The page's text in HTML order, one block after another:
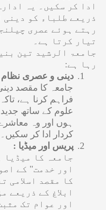
ادا کر سکیں۔ یہ
ذریعے طلباء کو دینی
رہتے ہوئے عصری
تیار کرتا ہے۔
جامعۃ الرشید تین
رہا ہے:
1.
دینی و عصری نظام
جامعہ کا مقصد
فراہم کرنا ہے،
علوم کے ساتھ
ہوں اور وہ
کردار ادا کر سکیں۔
2.
پریس اور میڈیا :
جامعہ کا میڈیا
اور خدمت" کے
کا مقصد اسلامی
ابلاغ کے ذریعے
اور عوام تک